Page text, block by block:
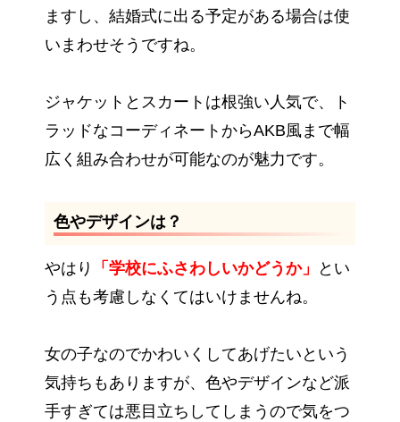
ますし、結婚式に出る予定がある場合は使
いまわせそうですね。
ジャケットとスカートは根強い人気で、ト
ラッドなコーディネートからAKB風まで幅
広く組み合わせが可能なのが魅力です。
色やデザインは？
やはり 「学校にふさわしいかどうか」
とい
う点も考慮しなくてはいけませんね。
女の子なのでかわいくしてあげたいという
気持ちもありますが、色やデザインなど派
手すぎては悪目立ちしてしまうので気をつ